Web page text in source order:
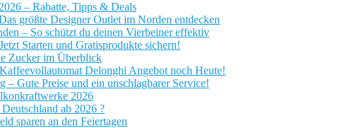
– Rabatte, Tipps & Deals
größte Designer Outlet im Norden entdecken
– So schützt du deinen Vierbeiner effektiv
Starten und Gratisprodukte sichern!
Zucker im Überblick
Delonghi Angebot noch Heute!
– Gute Preise und ein unschlagbarer Service!
2026
ab 2026 ?
sparen an den Feiertagen